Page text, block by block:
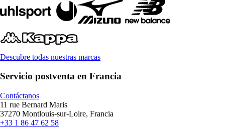
Descubre todas nuestras marcas
Servicio postventa en Francia
Contáctanos
11 rue Bernard Maris
37270 Montlouis-sur-Loire, Francia
+33 1 86 47 62 58